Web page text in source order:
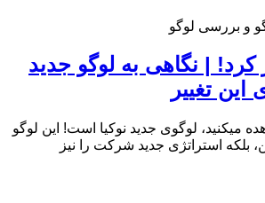
و بررسی لوگو
کرد! | نگاهی به لوگو جدید
این تغییر
میکنید، لوگوی جدید نوکیا است! این لوگو
بلکه استراتژی جدید شرکت را نیز